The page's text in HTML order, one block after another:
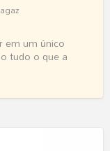
em um único
tudo o que a